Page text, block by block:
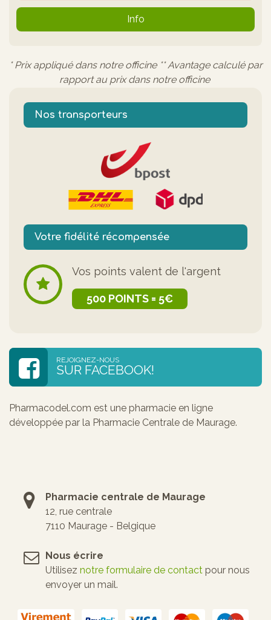
Info
* Prix appliqué dans notre officine ** Avantage calculé par
rapport au prix dans notre officine
Nos transporteurs
Votre fidélité récompensée
Vos points valent de l'argent
500 POINTS = 5€
REJOIGNEZ-NOUS
SUR FACEBOOK!
Pharmacodel.com est une pharmacie en ligne
développée par la Pharmacie Centrale de Maurage.
Pharmacie centrale de Maurage
12, rue centrale
7110 Maurage - Belgique
Nous écrire
Utilisez notre formulaire de contact pour nous
envoyer un mail.